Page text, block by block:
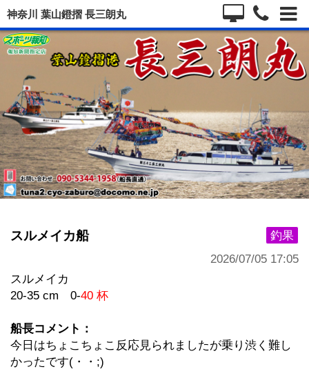
神奈川 葉山鐙摺 長三朗丸
釣果
スルメイカ船
2026/07/05 17:05
スルメイカ
20-35 cm 0-40 杯
船長コメント：
今日はちょこちょこ反応見られましたが乗り渋く難し
かったです(・・;)